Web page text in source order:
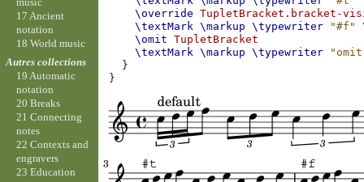
\override
TupletBracket . bracket-
\textMark \markup \typewriter "#f"
\omit
TupletBracket
\textMark \markup \typewriter
}
}
17 Ancient
notation
18 World music
Autres collections
19 Automatic
notation
20 Breaks
21 Connecting
notes
22 Contexts and
engravers
23 Education